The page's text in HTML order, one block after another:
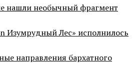
нашли необычный фрагмент
Изумрудный Лес» исполнилось
направления бархатного